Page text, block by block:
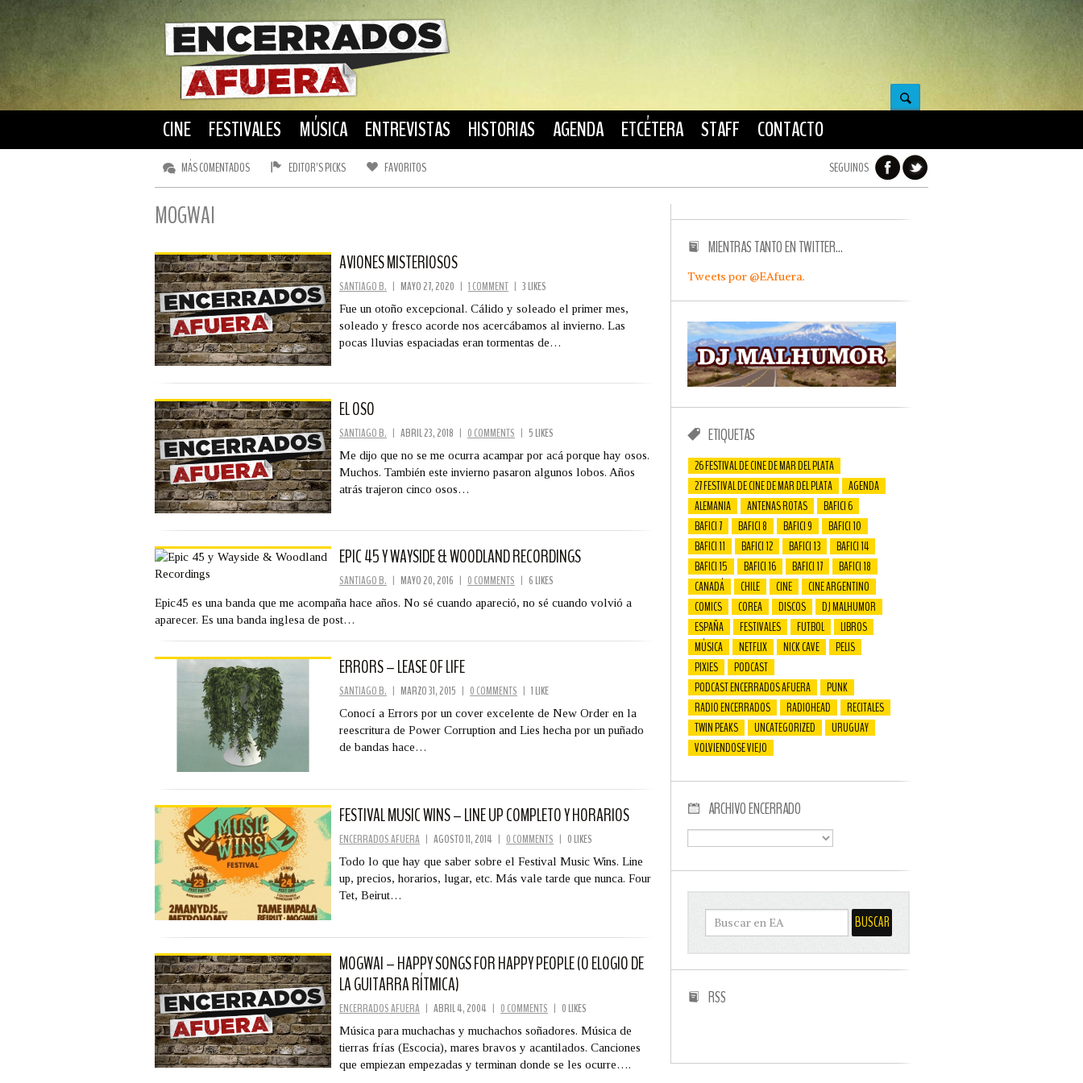
CINE FESTIVALES MÚSICA ENTREVISTAS HISTORIAS AGENDA ETCÉTERA STAFF CONTACTO
SEGUINOS
MÁS COMENTADOS EDITOR’S PICKS FAVORITOS
MOGWAI
AVIONES MISTERIOSOS
SANTIAGO B. | MAYO 27, 2020 | 1 COMMENT | 3 LIKES
Fue un otoño excepcional. Cálido y soleado el primer mes,
soleado y fresco acorde nos acercábamos al invierno. Las
pocas lluvias espaciadas eran tormentas de…
EL OSO
SANTIAGO B. | ABRIL 23, 2018 | 0 COMMENTS | 5 LIKES
Me dijo que no se me ocurra acampar por acá porque hay osos.
Muchos. También este invierno pasaron algunos lobos. Años
atrás trajeron cinco osos…
EPIC 45 Y WAYSIDE & WOODLAND RECORDINGS
SANTIAGO B. | MAYO 20, 2016 | 0 COMMENTS | 6 LIKES
Epic45 es una banda que me acompaña hace años. No sé cuando apareció, no sé cuando volvió a
aparecer. Es una banda inglesa de post…
ERRORS – LEASE OF LIFE
SANTIAGO B. | MARZO 31, 2015 | 0 COMMENTS | 1 LIKE
Conocí a Errors por un cover excelente de New Order en la
reescritura de Power Corruption and Lies hecha por un puñado
de bandas hace…
FESTIVAL MUSIC WINS – LINE UP COMPLETO Y HORARIOS
ENCERRADOS AFUERA | AGOSTO 11, 2014 | 0 COMMENTS | 0 LIKES
Todo lo que hay que saber sobre el Festival Music Wins. Line
up, precios, horarios, lugar, etc. Más vale tarde que nunca. Four
Tet, Beirut…
MOGWAI – HAPPY SONGS FOR HAPPY PEOPLE (O ELOGIO DE
LA GUITARRA RÍTMICA)
ENCERRADOS AFUERA | ABRIL 4, 2004 | 0 COMMENTS | 0 LIKES
Música para muchachas y muchachos soñadores. Música de
tierras frías (Escocia), mares bravos y acantilados. Canciones
que empiezan empezadas y terminan donde se les ocurre….
MIENTRAS TANTO EN TWITTER…
Tweets por @EAfuera.
ETIQUETAS
26 FESTIVAL DE CINE DE MAR DEL PLATA
27 FESTIVAL DE CINE DE MAR DEL PLATA
AGENDA
ALEMANIA
ANTENAS ROTAS
BAFICI 6
BAFICI 7
BAFICI 8 BAFICI 9
BAFICI 10
BAFICI 11
BAFICI 12 BAFICI 13
BAFICI 14
BAFICI 15
BAFICI 16 BAFICI 17
BAFICI 18
CANADÁ
CHILE CINE
CINE ARGENTINO
COMICS
COREA DISCOS
DJ MALHUMOR
ESPAÑA
FESTIVALES FUTBOL
LIBROS
MÚSICA
NETFLIX NICK CAVE
PELIS
PIXIES
PODCAST
PODCAST ENCERRADOS AFUERA
PUNK
RADIO ENCERRADOS
RADIOHEAD
RECITALES
TWIN PEAKS
UNCATEGORIZED
URUGUAY
VOLVIENDOSE VIEJO
ARCHIVO ENCERRADO
RSS